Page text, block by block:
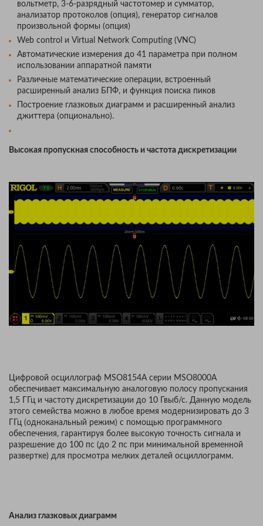
вольтметр, 3-6-разрядный частотомер и сумматор,
анализатор протоколов (опция), генератор сигналов
произвольной формы (опция)
Web control и Virtual Network Computing (VNC)
Автоматические измерения до 41 параметра при полном
использовании аппаратной памяти
Различные математические операции, встроенный
расширенный анализ БПФ, и функция поиска пиков
Построение глазковых диаграмм и расширенный анализ
джиттера (опционально).
Высокая пропускная способность и частота дискретизации
Цифровой осциллограф MSO8154A серии MSO8000A
обеспечивает максимальную аналоговую полосу пропускания
1,5 ГГц и частоту дискретизации до 10 Гвыб/с. Данную модель
этого семейства можно в любое время модернизировать до 3
ГГц (одноканальный режим) с помощью программного
обеспечения, гарантируя более высокую точность сигнала и
разрешение до 100 пс (до 2 пс при минимальной временной
развертке) для просмотра мелких деталей осциллограмм.
Анализ глазковых диаграмм